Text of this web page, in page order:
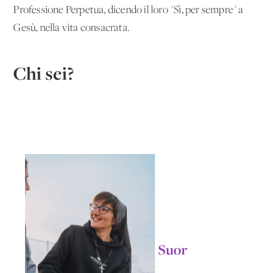
Professione Perpetua, dicendo il loro "Sì, per sempre" a
Gesù, nella vita consacrata.
Chi sei?
Suor